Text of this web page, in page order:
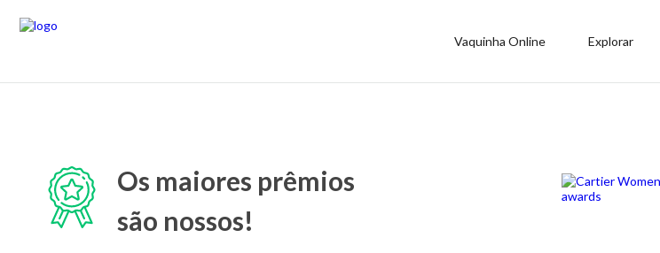
Vaquinha Online Explorar
Os maiores prêmios
são nossos!